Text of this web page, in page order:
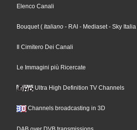
Elenco Canali
Bouquet( Italiano - RAI - Mediaset- Sky Italia
Il Cimitero Dei Canali
Le Immagini più Ricercate
Ultra High Definition TV Channels
Channels broadcasting in 3D